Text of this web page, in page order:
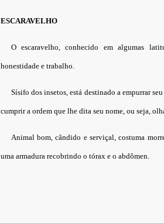
ESCARAVELHO
O escaravelho, conhecido em algumas
honestidade e trabalho.
Sísifo dos insetos, está destinado a empurrar
cumprir a ordem que lhe dita seu nome, ou seja,
Animal bom, cândido e serviçal, costuma
uma armadura recobrindo o tórax e o abdômen.